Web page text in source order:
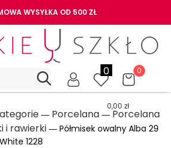
WYSYŁKA OD 500 ZŁ
0 0
0,00 zł
― Porcelana ― Porcelana
i rawierki ― Półmisek owalny Alba 29
1228